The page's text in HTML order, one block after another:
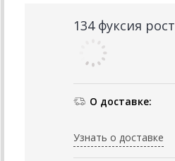
134 фуксия рост
О доставке:
Узнать о доставке